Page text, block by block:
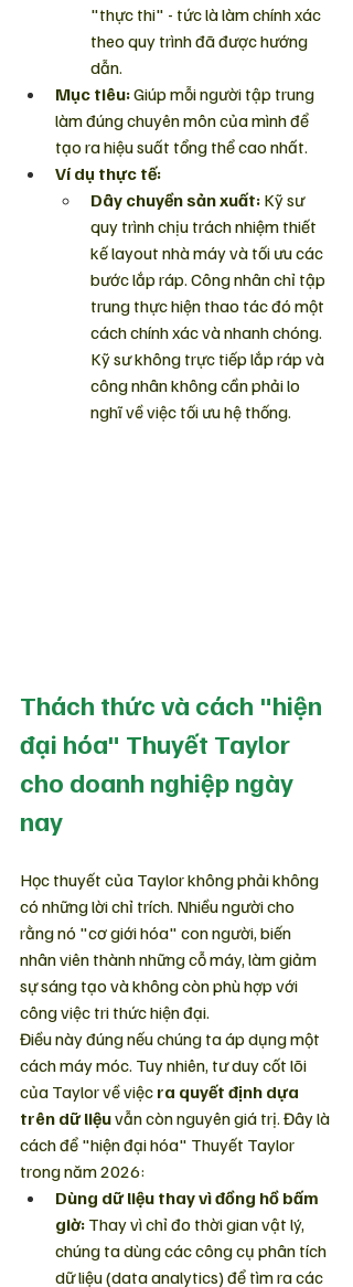
"thực thi" - tức là làm chính xác
theo quy trình đã được hướng
dẫn.
Mục tiêu: Giúp mỗi người tập trung
làm đúng chuyên môn của mình để
tạo ra hiệu suất tổng thể cao nhất.
Ví dụ thực tế:
Dây chuyền sản xuất: Kỹ sư
quy trình chịu trách nhiệm thiết
kế layout nhà máy và tối ưu các
bước lắp ráp. Công nhân chỉ tập
trung thực hiện thao tác đó một
cách chính xác và nhanh chóng.
Kỹ sư không trực tiếp lắp ráp và
công nhân không cần phải lo
nghĩ về việc tối ưu hệ thống.
Thách thức và cách "hiện
đại hóa" Thuyết Taylor
cho doanh nghiệp ngày
nay
Học thuyết của Taylor không phải không
có những lời chỉ trích. Nhiều người cho
rằng nó "cơ giới hóa" con người, biến
nhân viên thành những cỗ máy, làm giảm
sự sáng tạo và không còn phù hợp với
công việc tri thức hiện đại.
Điều này đúng nếu chúng ta áp dụng một
cách máy móc. Tuy nhiên, tư duy cốt lõi
của Taylor về việc ra quyết định dựa
trên dữ liệu vẫn còn nguyên giá trị. Đây là
cách để "hiện đại hóa" Thuyết Taylor
trong năm 2026:
Dùng dữ liệu thay vì đồng hồ bấm
giờ: Thay vì chỉ đo thời gian vật lý,
chúng ta dùng các công cụ phân tích
dữ liệu (data analytics) để tìm ra các